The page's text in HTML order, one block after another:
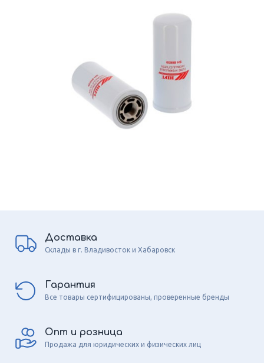
Доставка
Склады в г. Владивосток и Хабаровск
Гарантия
Все товары сертифицированы, проверенные бренды
Опт и розница
Продажа для юридических и физических лиц